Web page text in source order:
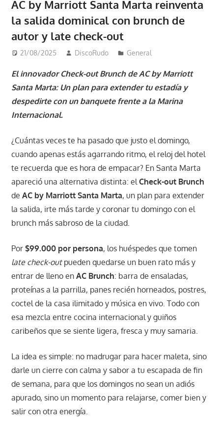
AC by Marriott Santa Marta reinventa
la salida dominical con brunch de
autor y late check-out
21/08/2025 DiscoRudo General
El innovador Check-out Brunch de AC by Marriott
Santa Marta: Un plan para extender tu estadía y
despedirte con un banquete frente a la Marina
Internacional.
¿Cuántas veces te ha pasado que justo el domingo,
cuando apenas estás agarrando ritmo, el reloj del hotel
te recuerda que es hora de empacar? En Santa Marta
apareció una alternativa distinta: el Check-out Brunch
de AC by Marriott Santa Marta, un plan para extender
la salida, irte más tarde y coronar tu domingo con el
brunch más sabroso de la ciudad.
Por $99.000 por persona, los huéspedes que tomen
late check-outpueden quedarse un buen rato más y
entrar de lleno en AC Brunch: barra de ensaladas,
proteínas a la parrilla, panes recién horneados, postres,
coctel de la casa ilimitado y música en vivo. Todo con
esa mezcla entre cocina internacional y guiños
caribeños que se siente ligera, fresca y muy samaria.
La idea es simple: no madrugar para hacer maleta, sino
darle un cierre con calma y sabor a tu escapada de fin
de semana, para que los domingos no sean un adiós
apurado, sino un momento para relajarse, comer bien y
salir con otra energía.